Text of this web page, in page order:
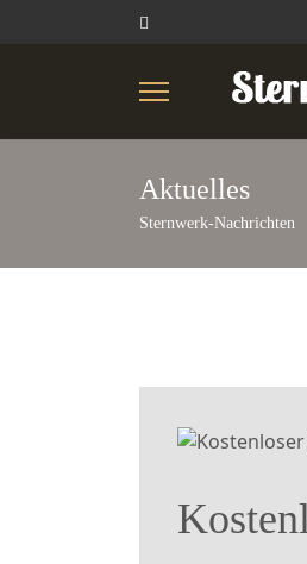
Aktuelles
Sternwerk-Nachrichten